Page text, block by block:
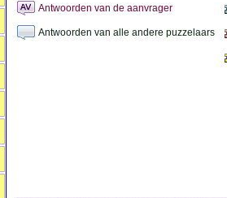
Antwoorden van de aanvrager
Antwoorden van alle andere puzzelaars